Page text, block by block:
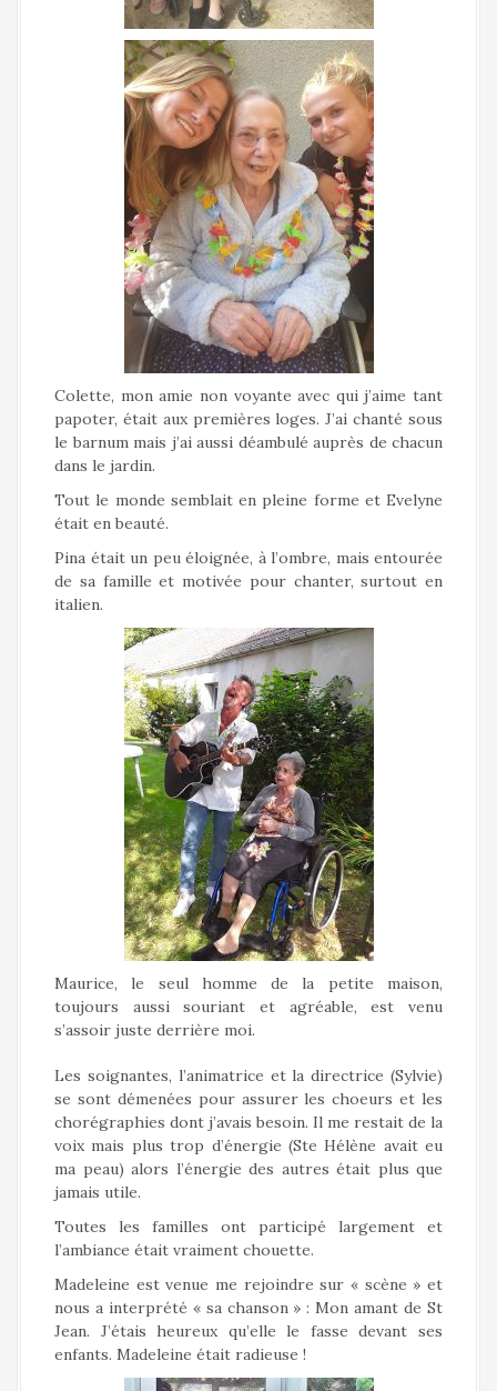
Colette, mon amie non voyante avec qui j’aime tant
papoter, était aux premières loges. J’ai chanté sous
le barnum mais j’ai aussi déambulé auprès de chacun
dans le jardin.
Tout le monde semblait en pleine forme et Evelyne
était en beauté.
Pina était un peu éloignée, à l’ombre, mais entourée
de sa famille et motivée pour chanter, surtout en
italien.
Maurice, le seul homme de la petite maison,
toujours aussi souriant et agréable, est venu
s’assoir juste derrière moi.
Les soignantes, l’animatrice et la directrice (Sylvie)
se sont démenées pour assurer les choeurs et les
chorégraphies dont j’avais besoin. Il me restait de la
voix mais plus trop d’énergie (Ste Hélène avait eu
ma peau) alors l’énergie des autres était plus que
jamais utile.
Toutes les familles ont participé largement et
l’ambiance était vraiment chouette.
Madeleine est venue me rejoindre sur « scène » et
nous a interprété « sa chanson » : Mon amant de St
Jean. J’étais heureux qu’elle le fasse devant ses
enfants. Madeleine était radieuse !